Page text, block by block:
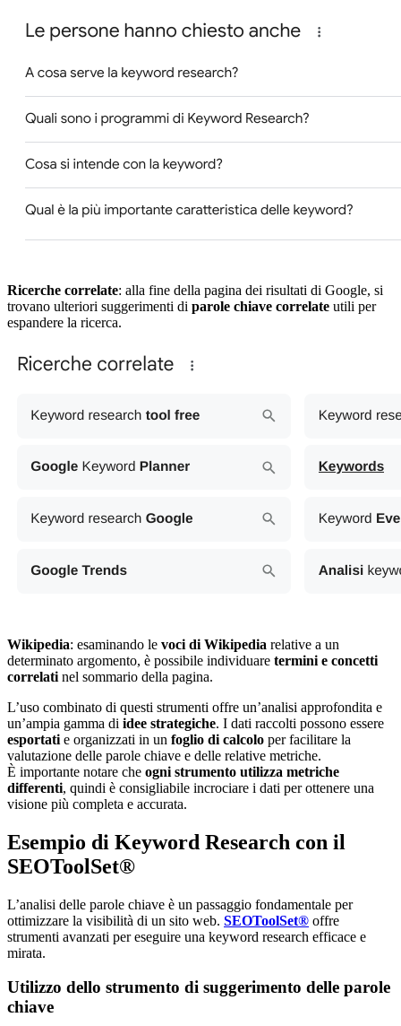
Ricerche correlate: alla fine della pagina dei risultati di Google, si
trovano ulteriori suggerimenti di parole chiave correlate utili per
espandere la ricerca.
Wikipedia: esaminando le voci di Wikipedia relative a un
determinato argomento, è possibile individuare termini e concetti
correlati nel sommario della pagina.
L’uso combinato di questi strumenti offre un’analisi approfondita e
un’ampia gamma di idee strategiche. I dati raccolti possono essere
esportati e organizzati in un foglio di calcolo per facilitare la
valutazione delle parole chiave e delle relative metriche.
È importante notare che ogni strumento utilizza metriche
differenti, quindi è consigliabile incrociare i dati per ottenere una
visione più completa e accurata.
Esempio di Keyword Research con il
SEOToolSet®
L’analisi delle parole chiave è un passaggio fondamentale per
ottimizzare la visibilità di un sito web. SEOToolSet® offre
strumenti avanzati per eseguire una keyword research efficace e
mirata.
Utilizzo dello strumento di suggerimento delle parole
chiave